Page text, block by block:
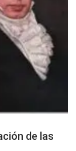
de las